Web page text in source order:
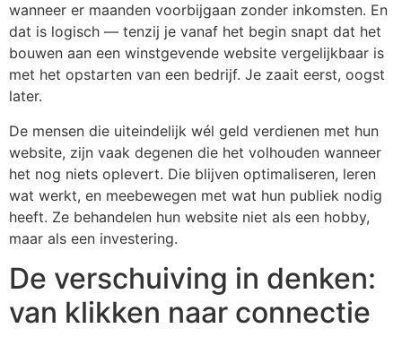
wanneer er maanden voorbijgaan zonder inkomsten. En
dat is logisch — tenzij je vanaf het begin snapt dat het
bouwen aan een winstgevende website vergelijkbaar is
met het opstarten van een bedrijf. Je zaait eerst, oogst
later.
De mensen die uiteindelijk wél geld verdienen met hun
website, zijn vaak degenen die het volhouden wanneer
het nog niets oplevert. Die blijven optimaliseren, leren
wat werkt, en meebewegen met wat hun publiek nodig
heeft. Ze behandelen hun website niet als een hobby,
maar als een investering.
De verschuiving in denken:
van klikken naar connectie